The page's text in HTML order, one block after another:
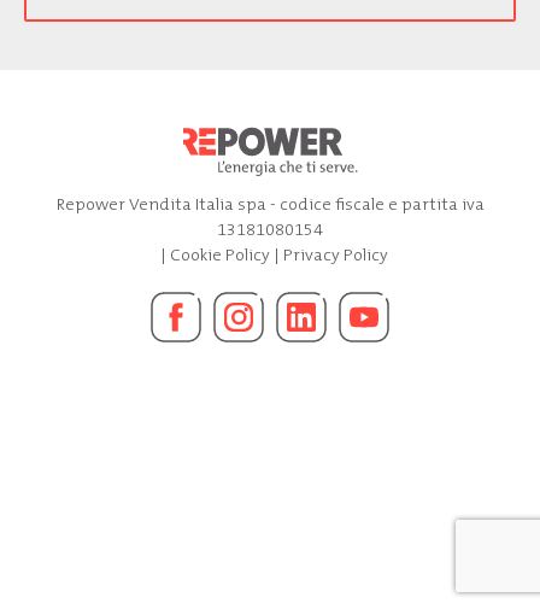
Repower Vendita Italia spa - codice fiscale e partita iva
13181080154
| Cookie Policy| Privacy Policy